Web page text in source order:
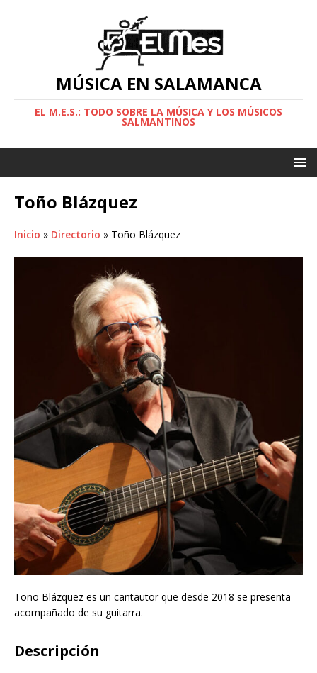
MÚSICA EN SALAMANCA
EL M.E.S.: TODO SOBRE LA MÚSICA Y LOS MÚSICOS
SALMANTINOS
Toño Blázquez
Inicio » Directorio » Toño Blázquez
Toño Blázquez es un cantautor que desde 2018 se presenta
acompañado de su guitarra.
Descripción